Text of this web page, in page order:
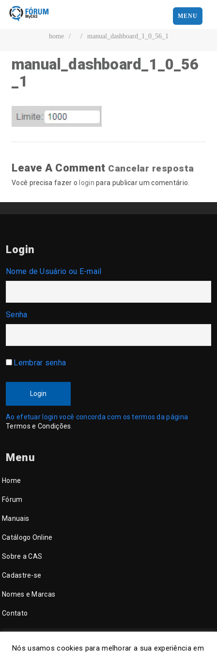
MENU
home / / manual_dashboard_1_0_56_1
manual_dashboard_1_0_56
_1
Leave A Comment Cancelar resposta
Você precisa fazer o login para publicar um comentário.
Login
Nome de Usuário ou E-mail
Senha
Lembrar senha
Login
Ao efetuar login você concorda com os termos da página
Termos e Condições
Menu
Home
Fórum
Manuais
Catálogo Online
Sobre a CAS
Cadastre-se
Nomes e Marcas
Contato
Nós usamos cookies para melhorar a sua experiência em